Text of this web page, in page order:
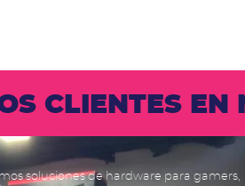
CLIENTES
soluciones de hardware para gamers,